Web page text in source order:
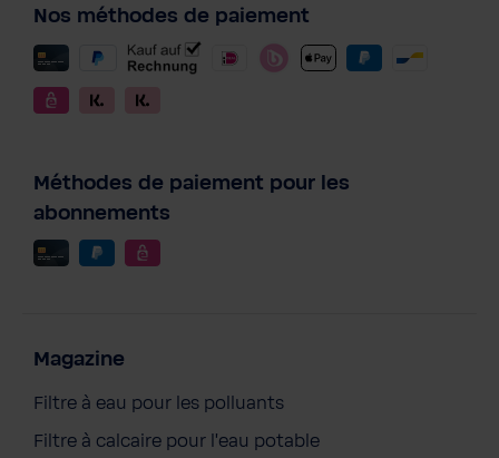
Nos méthodes de paiement
Méthodes de paiement pour les
abonnements
Magazine
Filtre à eau pour les polluants
Filtre à calcaire pour l'eau potable